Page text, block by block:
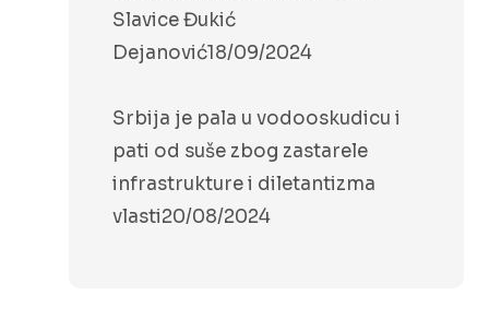
Slavice Đukić
Dejanović18/09/2024
Srbija je pala u vodooskudicu i
pati od suše zbog zastarele
infrastrukture i diletantizma
vlasti20/08/2024